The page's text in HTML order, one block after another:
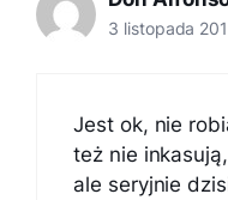
3 listopada
Jest ok, nie
też nie
ale seryjnie